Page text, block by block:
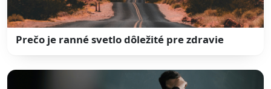
Prečo je ranné svetlo dôležité pre zdravie